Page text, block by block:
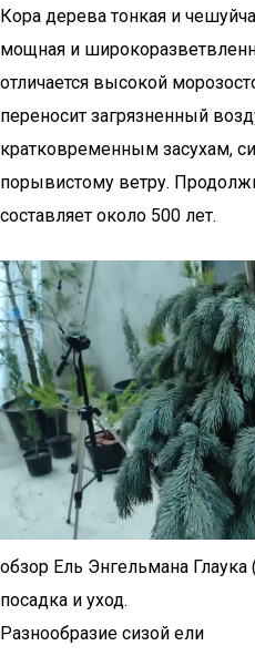
Кора дерева тонкая и
мощная и
отличается высокой
переносит загрязненный
кратковременным засухам,
порывистому ветру.
составляет около 500 лет.
обзор Ель Энгельмана Глаука
посадка и уход.
Разнообразие сизой ели